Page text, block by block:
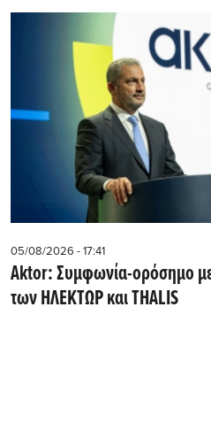
05/08/2026 - 17:41
Aktor: Συμφωνία-ορόσημο
των ΗΛΕΚΤΩΡ και THALIS